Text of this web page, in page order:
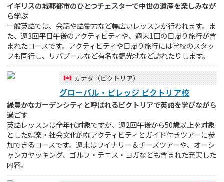
イギリスの城郭都市のひとつチェスターで中世の遺産を楽しみなが
ら学ぶ
一般英語では、会話や語彙力など幅広いレッスンが行われます。ま
た、週3回平日午後のアクティビティや、週末1回の日帰り旅行が含
まれたコースです。アクティビティや日帰り旅行には学校のスタッ
フも同行し、リバプールなど有名な観光地など訪れたりします。
カナダ（ビクトリア）
グローバル・ビレッジ ビクトリア校
緑豊かなガーデンシティと呼ばれるビクトリアで英語を学びながら
過ごす
英語レッスンは全年代対象ですが、週2回午後から50歳以上を対象
とした娯楽・社会文化的なアクティビティとガイド付きツアーに参
加できるコースです。週末はワイナリー＆チーズツアーや、オーシ
ャンカヤッキング、ゴルフ・テニス・ヨガなども含まれた充実した
内容。